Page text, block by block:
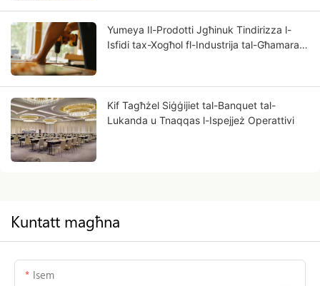
Yumeya Il-Prodotti Jgħinuk Tindirizza l-
Isfidi tax-Xogħol fl-Industrija tal-Għamara
Kif Tagħżel Siġġijiet tal-Banquet tal-
Lukanda u Tnaqqas l-Ispejjeż Operattivi
Kuntatt magħna
Isem